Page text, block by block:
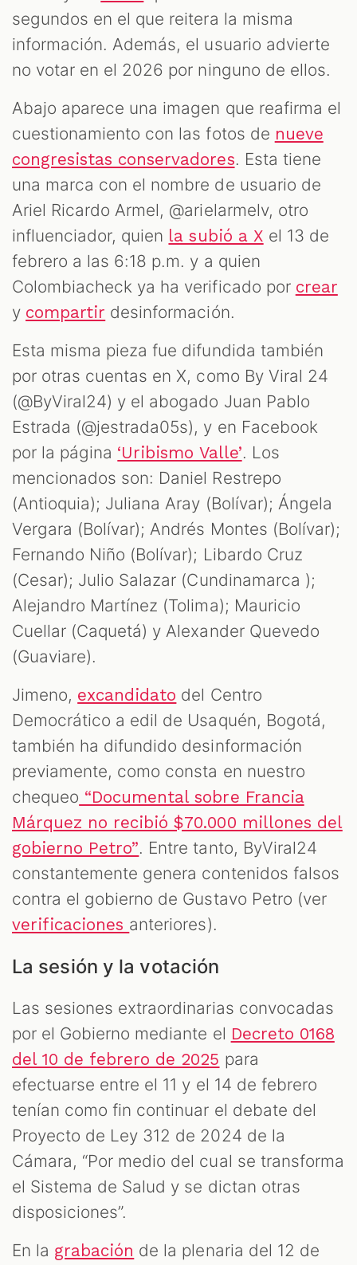
segundos en el que reitera la misma
información. Además, el usuario advierte
no votar en el 2026 por ninguno de ellos.
Abajo aparece una imagen que reafirma el
cuestionamiento con las fotos de nueve
congresistas conservadores. Esta tiene
una marca con el nombre de usuario de
Ariel Ricardo Armel, @arielarmelv, otro
influenciador, quien la subió a X el 13 de
febrero a las 6:18 p.m. y a quien
Colombiacheck ya ha verificado por crear
y compartir desinformación.
Esta misma pieza fue difundida también
por otras cuentas en X, como By Viral 24
(@ByViral24) y el abogado Juan Pablo
Estrada (@jestrada05s), y en Facebook
por la página ‘Uribismo Valle’. Los
mencionados son: Daniel Restrepo
(Antioquia); Juliana Aray (Bolívar); Ángela
Vergara (Bolívar); Andrés Montes (Bolívar);
Fernando Niño (Bolívar); Libardo Cruz
(Cesar); Julio Salazar (Cundinamarca );
Alejandro Martínez (Tolima); Mauricio
Cuellar (Caquetá) y Alexander Quevedo
(Guaviare).
Jimeno, excandidato del Centro
Democrático a edil de Usaquén, Bogotá,
también ha difundido desinformación
previamente, como consta en nuestro
chequeo “Documental sobre Francia
Márquez no recibió $70.000 millones del
gobierno Petro”. Entre tanto, ByViral24
constantemente genera contenidos falsos
contra el gobierno de Gustavo Petro (ver
verificaciones anteriores).
La sesión y la votación
Las sesiones extraordinarias convocadas
por el Gobierno mediante el Decreto 0168
del 10 de febrero de 2025 para
efectuarse entre el 11 y el 14 de febrero
tenían como fin continuar el debate del
Proyecto de Ley 312 de 2024 de la
Cámara, “Por medio del cual se transforma
el Sistema de Salud y se dictan otras
disposiciones”.
En la grabación de la plenaria del 12 de